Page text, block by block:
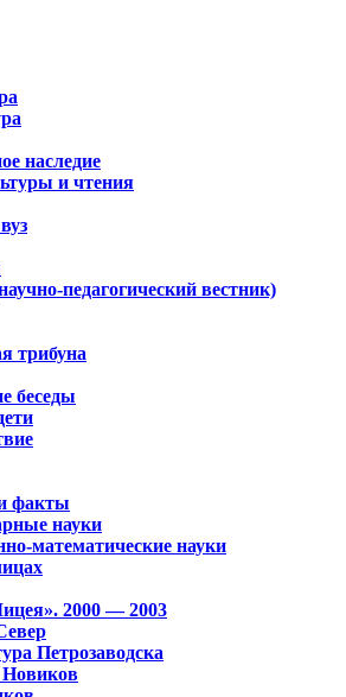
наследие
и чтения
педагогический вестник)
трибуна
беседы
факты
науки
математические науки
2000 — 2003
Петрозаводска